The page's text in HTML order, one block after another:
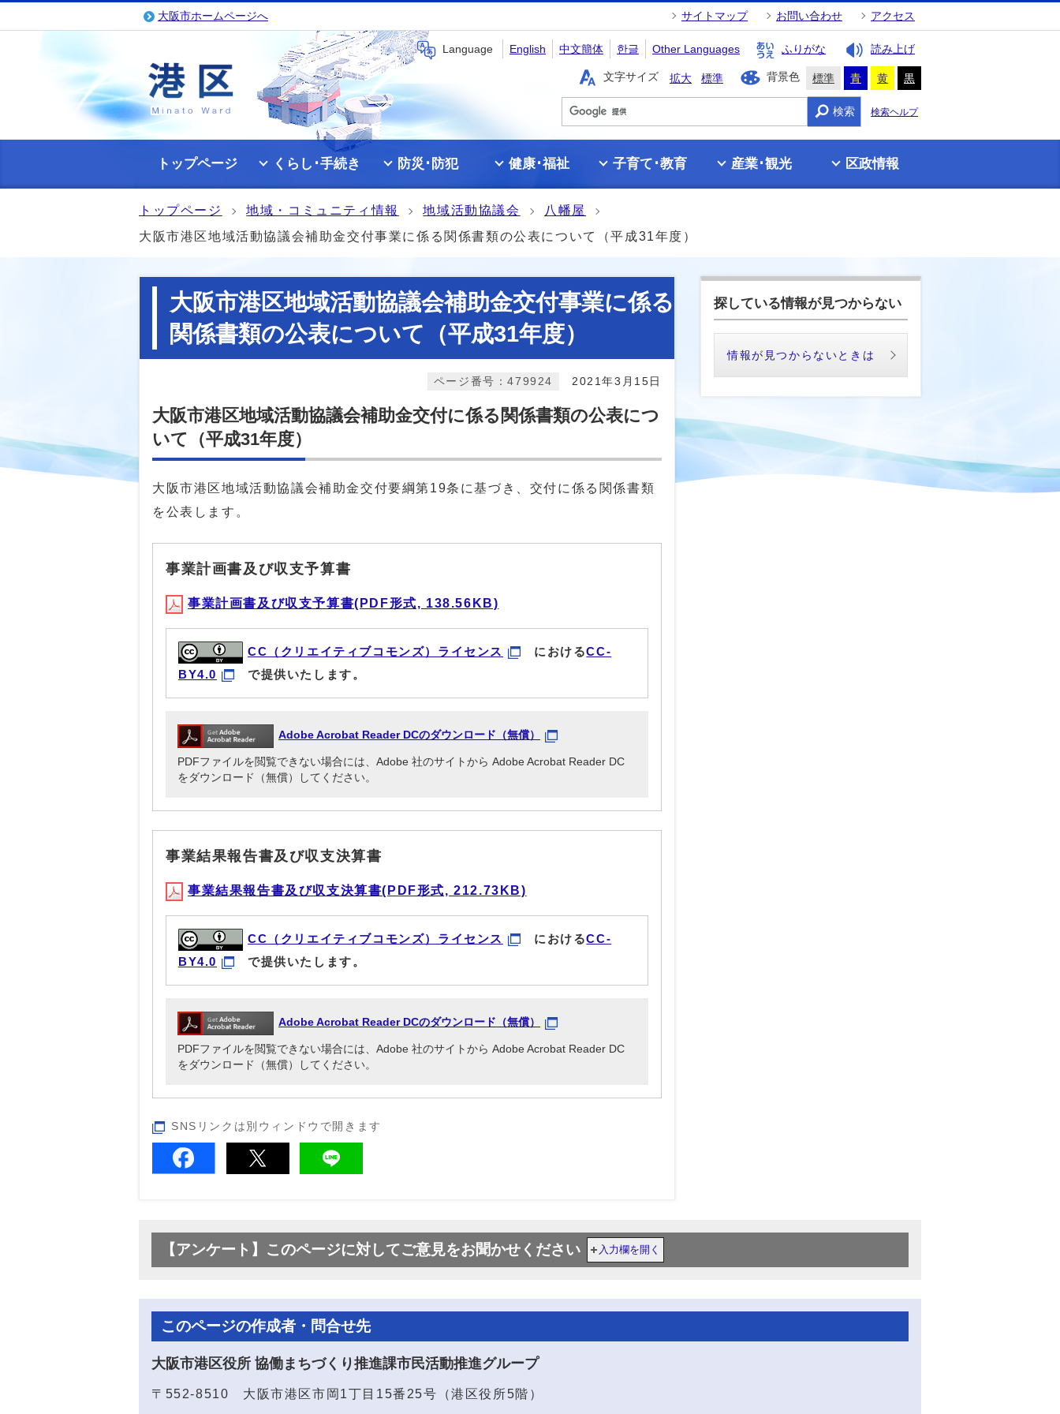
大阪市ホームページへ サイトマップ お問い合わせ アクセス
Language English 中文簡体 한글 Other Languages ふりがな 読み上げ
文字サイズ 拡大 標準 背景色 標準 青 黄 黒
検索 検索ヘルプ
トップページ くらし･手続き 防災･防犯 健康･福祉 子育て･教育 産業･観光 区政情報
トップページ 地域・コミュニティ情報 地域活動協議会
八幡屋
大阪市港区地域活動協議会補助金交付事業に係る関係書類の公表について（平成31年度）
大阪市港区地域活動協議会補助金交付事業に係る
関係書類の公表について（平成31年度）
2021年3月15日
ページ番号：479924
大阪市港区地域活動協議会補助金交付に係る関係書類の公表につ
いて（平成31年度）
大阪市港区地域活動協議会補助金交付要綱第19条に基づき、交付に係る関係書類
を公表します。
事業計画書及び収支予算書
事業計画書及び収支予算書(PDF形式, 138.56KB)
CC（クリエイティブコモンズ）ライセンス におけるCC-
BY4.0
で提供いたします。
Adobe Acrobat Reader DCのダウンロード（無償）
PDFファイルを閲覧できない場合には、Adobe 社のサイトから Adobe Acrobat Reader DC
をダウンロード（無償）してください。
事業結果報告書及び収支決算書
事業結果報告書及び収支決算書(PDF形式, 212.73KB)
CC（クリエイティブコモンズ）ライセンス におけるCC-
BY4.0
で提供いたします。
Adobe Acrobat Reader DCのダウンロード（無償）
PDFファイルを閲覧できない場合には、Adobe 社のサイトから Adobe Acrobat Reader DC
をダウンロード（無償）してください。
SNSリンクは別ウィンドウで開きます
探している情報が見つからない
情報が見つからないときは
【アンケート】このページに対してご意見をお聞かせください 入力欄を開く
このページの作成者・問合せ先
大阪市港区役所 協働まちづくり推進課市民活動推進グループ
〒552-8510 大阪市港区市岡1丁目15番25号（港区役所5階）